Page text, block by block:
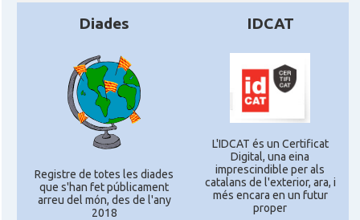
Diades
Registre de totes les diades
que s'han fet públicament
arreu del món, des de l'any
2018
IDCAT
L'IDCAT és un Certificat
Digital, una eina
imprescindible per als
catalans de l'exterior, ara, i
més encara en un futur
proper